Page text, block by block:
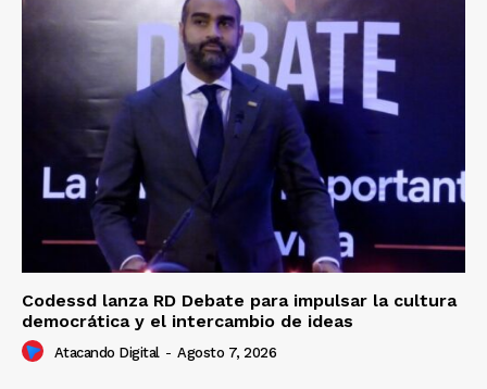
Codessd lanza RD Debate para impulsar la cultura
democrática y el intercambio de ideas
Atacando Digital - Agosto 7, 2026